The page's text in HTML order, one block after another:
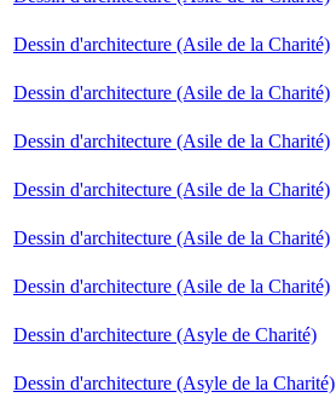
Dessin d'architecture (Asile de la Charité)
Dessin d'architecture (Asile de la Charité)
Dessin d'architecture (Asile de la Charité)
Dessin d'architecture (Asile de la Charité)
Dessin d'architecture (Asile de la Charité)
Dessin d'architecture (Asile de la Charité)
Dessin d'architecture (Asyle de Charité)
Dessin d'architecture (Asyle de la Charité)